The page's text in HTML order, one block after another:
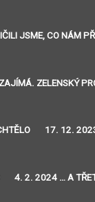
JSME, CO NÁM
ZELENSKÝ
17. 12.
4. 2. 2024 … A